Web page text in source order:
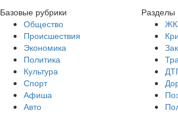
Базовые рубрики
Общество
Происшествия
Экономика
Политика
Культура
Спорт
Афиша
Авто
Разделы